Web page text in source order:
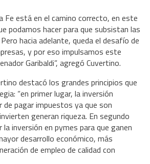
Fe está en el camino correcto, en este
podamos hacer para que subsistan las
hacia adelante, queda el desafío de
y por eso impulsamos este
Garibaldi”, agregó Cuvertino.
destacó los grandes principios que
“en primer lugar, la inversión
de pagar impuestos ya que son
generan riqueza. En segundo
inversión en pymes para que ganen
desarrollo económico, más
de empleo de calidad con